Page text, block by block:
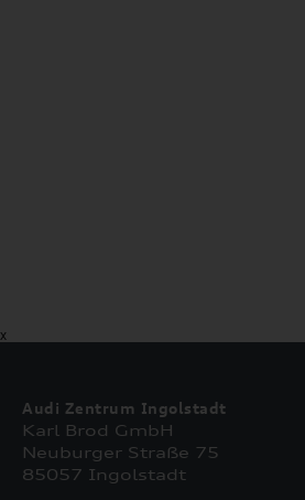
X
Audi Zentrum Ingolstadt
Karl Brod GmbH
Neuburger Straße 75
85057 Ingolstadt